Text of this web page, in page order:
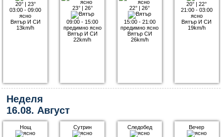
20°| 23°
03:00 - 09:00
ясно
Вятър И СИ
13km/h
23°| 26°
09:00 - 15:00
предимно ясно
Вятър И СИ
22km/h
22° |26°
15:00 - 21:00
предимно ясно
Вятър СИ
26km/h
20° |22°
21:00 - 03:00
ясно
Вятър И СИ
19km/h
Неделя
16.08. Август
Нощ Сутрин Следобед Вечер